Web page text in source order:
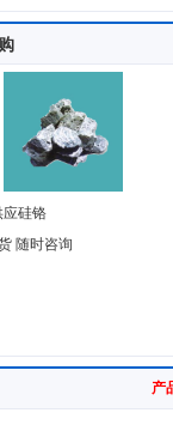
应硅铬
随时咨询
产